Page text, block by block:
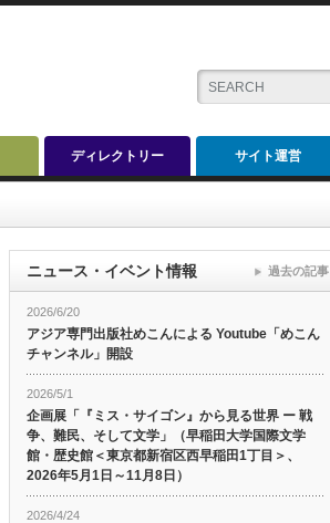
ディレクトリー サイト運営
ニュース・イベント情報
2026/6/20
アジア専門出版社めこんによる Youtube「めこん
チャンネル」開設
2026/5/1
企画展「『ミス・サイゴン』から見る世界 ー 戦
争、難民、そして文学」（早稲田大学国際文学
館・歴史館＜東京都新宿区西早稲田1丁目＞、
2026年5月1日～11月8日）
2026/4/24
過去の記事